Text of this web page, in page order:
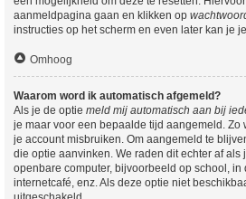
aanmeldpagina gaan en klikken op
instructies op het scherm en even later kan je
Omhoog
Waarom word ik automatisch afgemeld?
Als je de optie meld mij automatisch aan bij
je maar voor een bepaalde tijd aangemeld. Zo
je account misbruiken. Om aangemeld te
die optie aanvinken. We raden dit echter af als
openbare computer, bijvoorbeeld op school, in
internetcafé, enz. Als deze optie niet